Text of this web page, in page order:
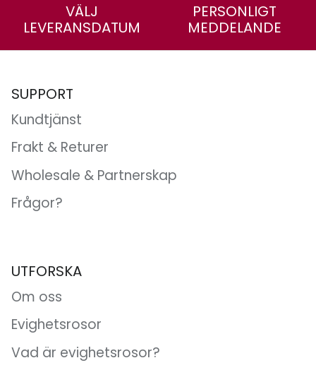
VÄLJ
LEVERANSDATUM
PERSONLIGT
MEDDELANDE
SUPPORT
Kundtjänst
Frakt & Returer
Wholesale & Partnerskap
Frågor?
UTFORSKA
Om oss
Evighetsrosor
Vad är evighetsrosor?